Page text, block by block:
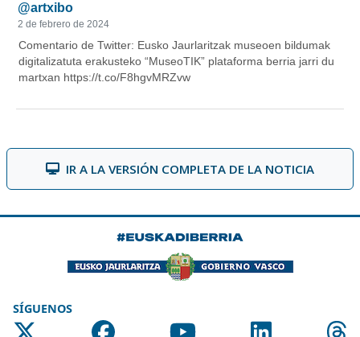
IR A LA VERSIÓN COMPLETA DE LA NOTICIA
SÍGUENOS